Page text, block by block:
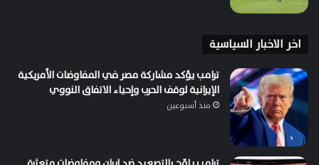
اخر الاخبار السياسية
ترامب يؤكد مشاركة مصر في المفاوضات الأمريكية
الإيرانية لوقف الحرب وإحياء الاتفاق النووي
منذ أسبوعين